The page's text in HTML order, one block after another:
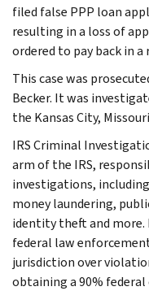
filed false PPP loan
resulting in a loss of
ordered to pay back in
This case was
Becker. It was
the Kansas City,
IRS Criminal
arm of the IRS,
investigations,
money laundering,
identity theft and more.
federal law
jurisdiction over
obtaining a 90% federal